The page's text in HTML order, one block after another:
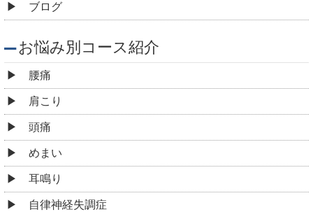
ブログ
お悩み別コース紹介
腰痛
肩こり
頭痛
めまい
耳鳴り
自律神経失調症